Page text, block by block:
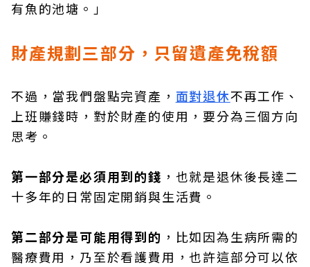
有魚的池塘。」
財產規劃三部分，只留遺產免稅額
不過，當我們盤點完資產， 面對退休不再工作、
上班賺錢時，對於財產的使用，要分為三個方向
思考。
第一部分是必須用到的錢 ，也就是退休後長達二
十多年的日常固定開銷與生活費。
第二部分是可能用得到的 ，比如因為生病所需的
醫療費用，乃至於看護費用，也許這部分可以依